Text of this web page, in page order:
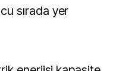
sırada yer